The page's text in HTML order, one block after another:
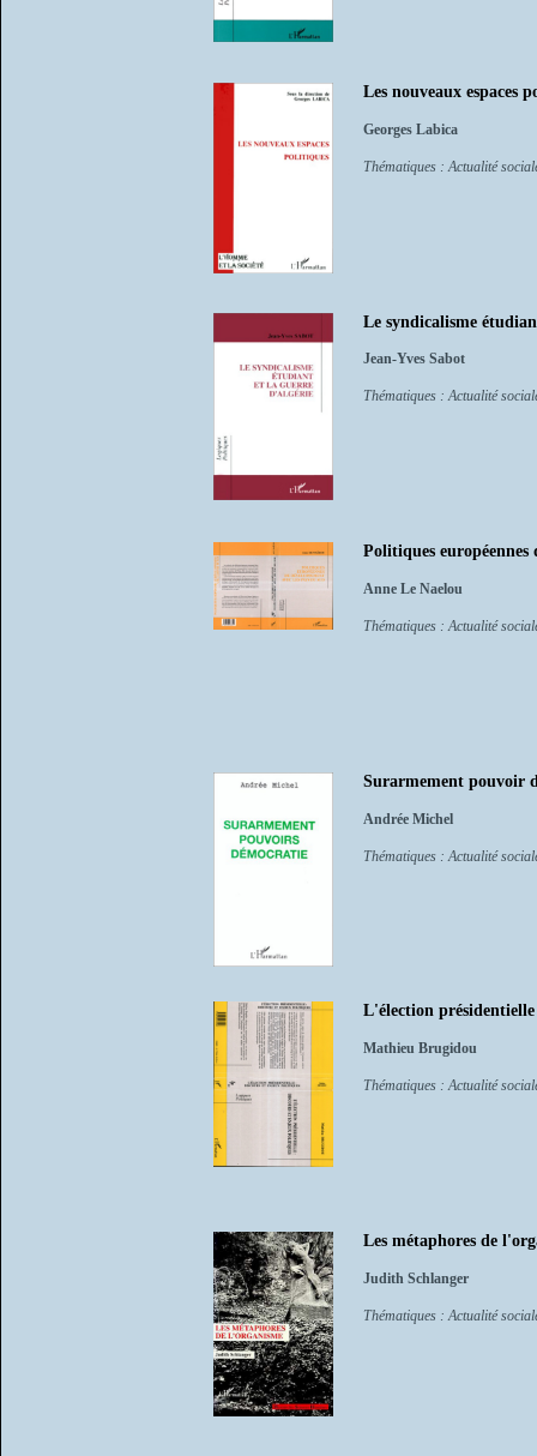
Les nouveaux espaces
Georges Labica
Thématiques : Actualité
Le syndicalisme
Jean-Yves Sabot
Thématiques : Actualité
Politiques européennes
Anne Le Naelou
Thématiques : Actualité
Surarmement pouvoir
Andrée Michel
Thématiques : Actualité
L'élection
Mathieu Brugidou
Thématiques : Actualité
Les métaphores de
Judith Schlanger
Thématiques : Actualité